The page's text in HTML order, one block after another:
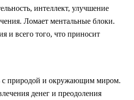
интеллект, улучшение
Ломает ментальные блоки.
и всего того, что приносит
с природой и окружающим миром.
денег и преодоления